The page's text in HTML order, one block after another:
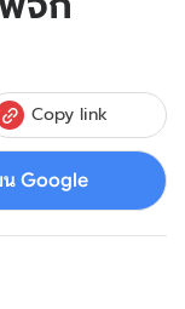
Copy link
น Google